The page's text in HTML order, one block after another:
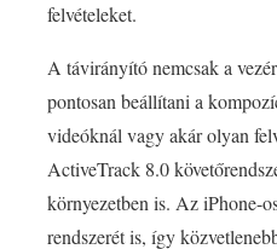
felvételeket.
A távirányító nemcsak a
pontosan beállítani a
videóknál vagy akár olyan
ActiveTrack 8.0
környezetben is. Az iPhone-
rendszerét is, így